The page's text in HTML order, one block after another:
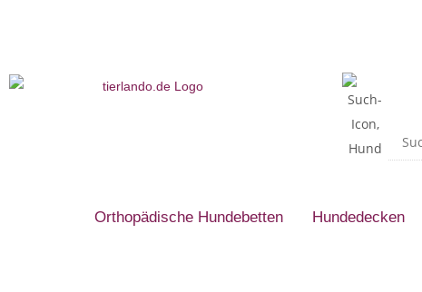
Orthopädische Hundebetten Hundedecken